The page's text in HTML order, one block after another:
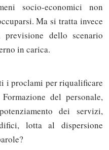
socio-economici non
Ma si tratta invece
dello scenario
in carica.
i proclami per riqualificare
del personale,
dei servizi,
lotta al dispersione
possono